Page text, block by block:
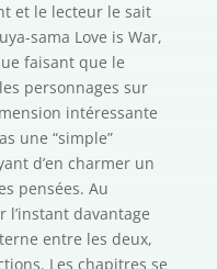
et le lecteur le sait
sama Love is War,
faisant que le
personnages sur
intéressante
une “simple”
d’en charmer un
pensées. Au
l’instant davantage
entre les deux,
Les chapitres se